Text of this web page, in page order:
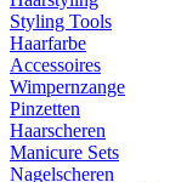
Styling Tools
Haarfarbe
Accessoires
Wimpernzange
Pinzetten
Haarscheren
Manicure Sets
Nagelscheren